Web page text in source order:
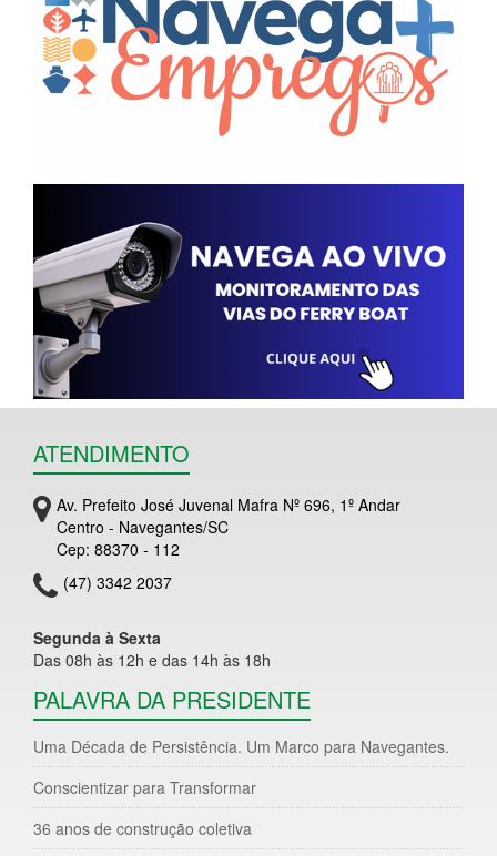
ATENDIMENTO
Av. Prefeito José Juvenal Mafra Nº 696, 1º Andar
Centro - Navegantes/SC
Cep: 88370 - 112
(47) 3342 2037
Segunda à Sexta
Das 08h às 12h e das 14h às 18h
PALAVRA DA PRESIDENTE
Uma Década de Persistência. Um Marco para Navegantes.
Conscientizar para Transformar
36 anos de construção coletiva